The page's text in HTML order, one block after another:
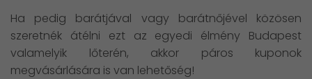
Ha pedig barátjával vagy barátnőjével közösen
szeretnék átélni ezt az egyedi élmény Budapest
valamelyik lőterén, akkor páros kuponok
megvásárlására is van lehetőség!